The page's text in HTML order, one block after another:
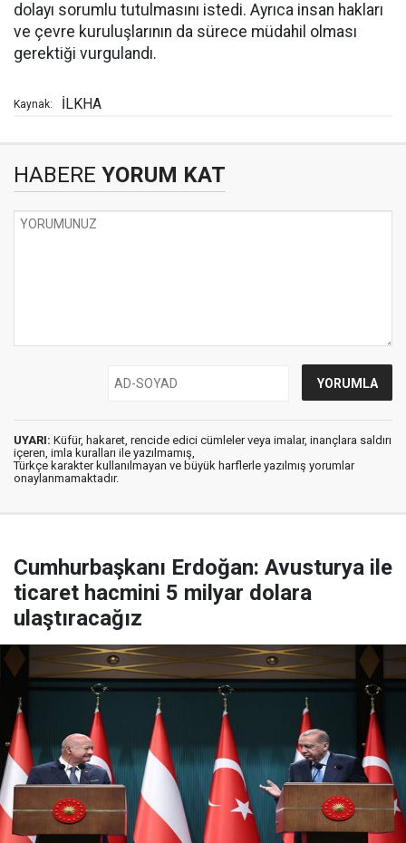
dolayı sorumlu tutulmasını istedi. Ayrıca insan hakları
ve çevre kuruluşlarının da sürece müdahil olması
gerektiği vurgulandı.
Kaynak: İLKHA
HABERE YORUM KAT
UYARI: Küfür, hakaret, rencide edici cümleler veya imalar, inançlara saldırı
içeren, imla kuralları ile yazılmamış,
Türkçe karakter kullanılmayan ve büyük harflerle yazılmış yorumlar
onaylanmamaktadır.
Cumhurbaşkanı Erdoğan: Avusturya ile
ticaret hacmini 5 milyar dolara
ulaştıracağız